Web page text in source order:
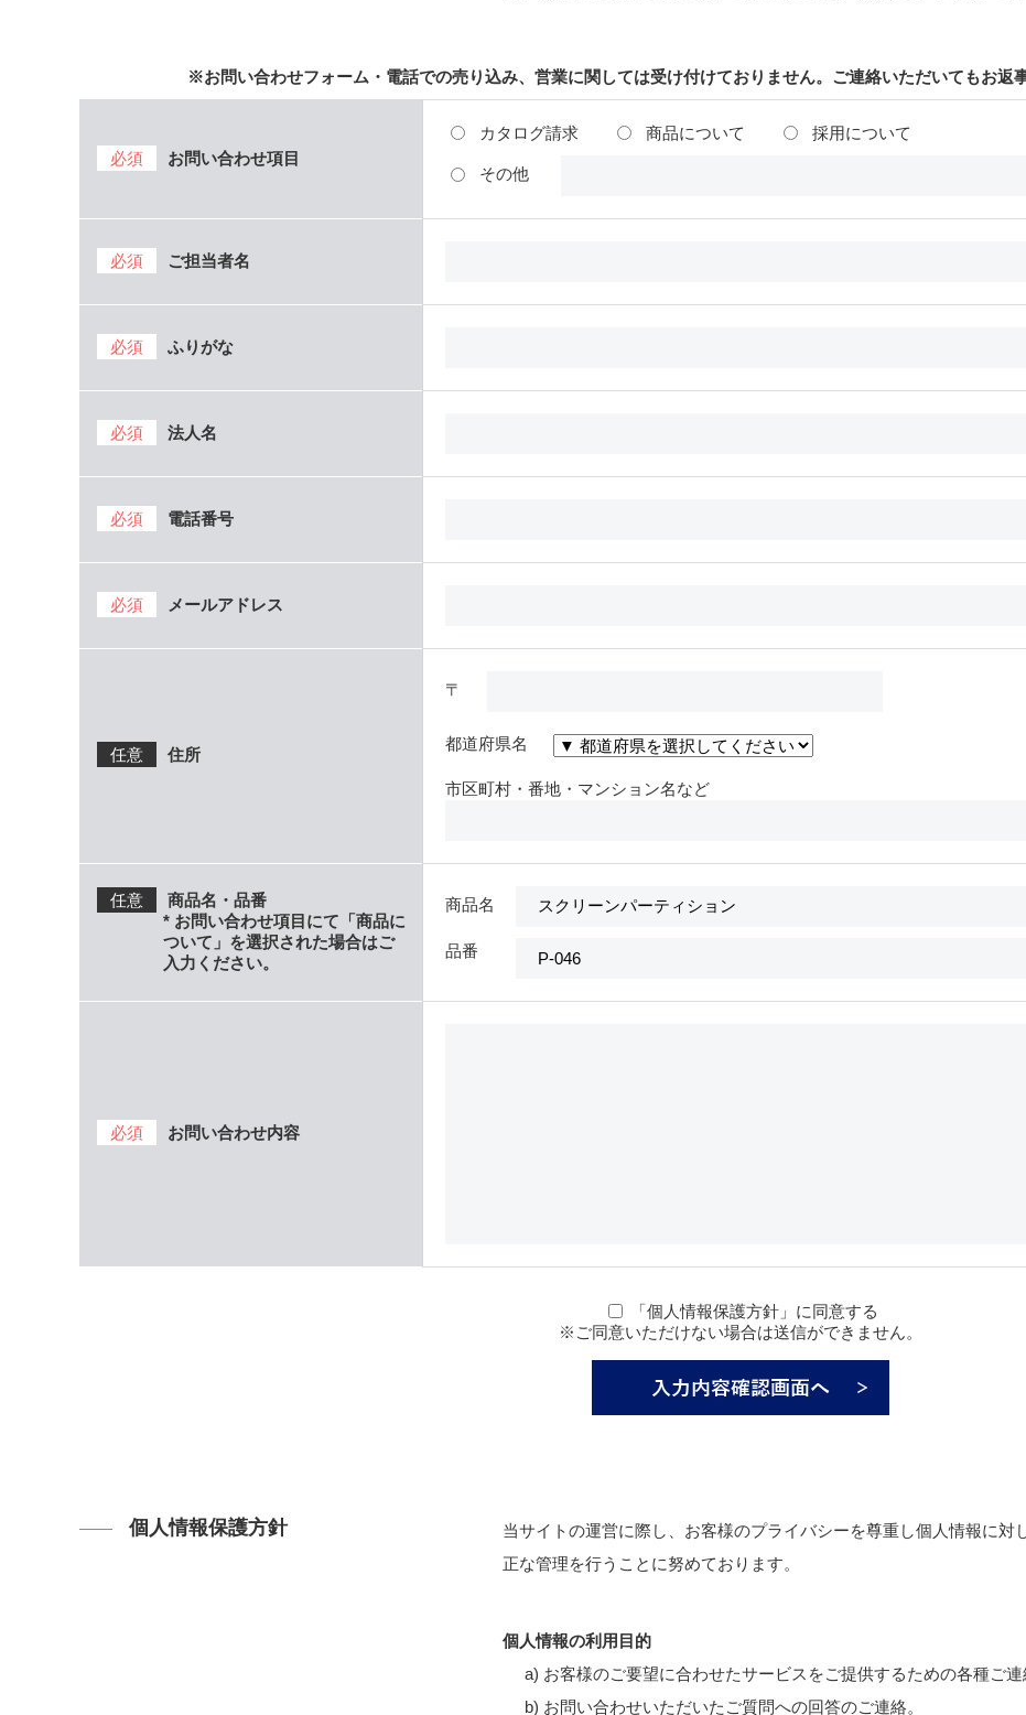
※お問い合わせフォーム・電話での売り込み、営業に関しては受け付けておりません。ご連絡いただいてもお返
必須 お問い合わせ項目
カタログ請求 商品について 採用について
その他
必須 ご担当者名
必須 ふりがな
必須 法人名
必須 電話番号
必須 メールアドレス
任意 住所
〒
都道府県名
市区町村・番地・マンション名など
任意
商品名・品番
* お問い合わせ項目にて「商品に
ついて」を選択された場合はご
入力ください。
商品名
品番
必須 お問い合わせ内容
「個人情報保護方針」に同意する
※ご同意いただけない場合は送信ができません。
個人情報保護方針
当サイトの運営に際し、お客様のプライバシーを尊重し個人情報に
正な管理を行うことに努めております。
個人情報の利用目的
a) お客様のご要望に合わせたサービスをご提供するための各種ご連
b) お問い合わせいただいたご質問への回答のご連絡。